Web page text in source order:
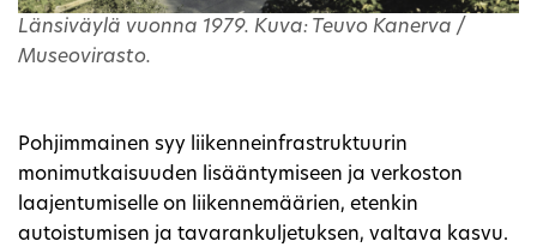
Länsiväylä vuonna 1979. Kuva: Teuvo Kanerva /
Museovirasto.
Pohjimmainen syy liikenneinfrastruktuurin
monimutkaisuuden lisääntymiseen ja verkoston
laajentumiselle on liikennemäärien, etenkin
autoistumisen ja tavarankuljetuksen, valtava kasvu.